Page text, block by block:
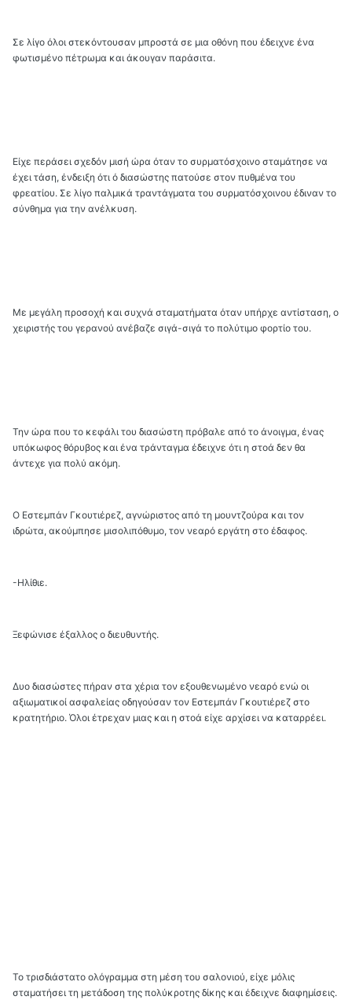
Σε λίγο όλοι στεκόντουσαν μπροστά σε μια οθόνη που έδειχνε ένα
φωτισμένο πέτρωμα και άκουγαν παράσιτα.
Είχε περάσει σχεδόν μισή ώρα όταν το συρματόσχοινο σταμάτησε να
έχει τάση, ένδειξη ότι ό διασώστης πατούσε στον πυθμένα του
φρεατίου. Σε λίγο παλμικά τραντάγματα του συρματόσχοινου έδιναν το
σύνθημα για την ανέλκυση.
Με μεγάλη προσοχή και συχνά σταματήματα όταν υπήρχε αντίσταση, ο
χειριστής του γερανού ανέβαζε σιγά-σιγά το πολύτιμο φορτίο του.
Την ώρα που το κεφάλι του διασώστη πρόβαλε από το άνοιγμα, ένας
υπόκωφος θόρυβος και ένα τράνταγμα έδειχνε ότι η στοά δεν θα
άντεχε για πολύ ακόμη.
Ο Εστεμπάν Γκουτιέρεζ, αγνώριστος από τη μουντζούρα και τον
ιδρώτα, ακούμπησε μισολιπόθυμο, τον νεαρό εργάτη στο έδαφος.
-Ηλίθιε.
Ξεφώνισε έξαλλος ο διευθυντής.
Δυο διασώστες πήραν στα χέρια τον εξουθενωμένο νεαρό ενώ οι
αξιωματικοί ασφαλείας οδηγούσαν τον Εστεμπάν Γκουτιέρεζ στο
κρατητήριο. Όλοι έτρεχαν μιας και η στοά είχε αρχίσει να καταρρέει.
Το τρισδιάστατο ολόγραμμα στη μέση του σαλονιού, είχε μόλις
σταματήσει τη μετάδοση της πολύκροτης δίκης και έδειχνε διαφημίσεις.